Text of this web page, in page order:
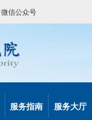
微信公众号
服务指南 服务大厅